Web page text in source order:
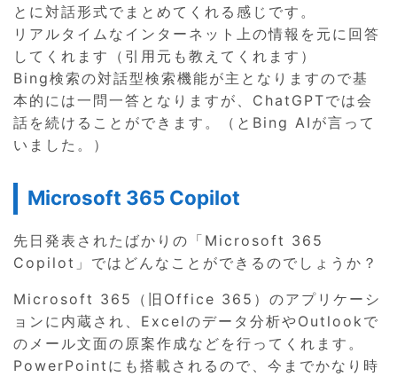
とに対話形式でまとめてくれる感じです。
リアルタイムなインターネット上の情報を元に回答
してくれます（引用元も教えてくれます）
Bing検索の対話型検索機能が主となりますので基
本的には一問一答となりますが、ChatGPTでは会
話を続けることができます。（とBing AIが言って
いました。）
Microsoft 365 Copilot
先日発表されたばかりの「Microsoft 365
Copilot」ではどんなことができるのでしょうか？
Microsoft 365（旧Office 365）のアプリケーシ
ョンに内蔵され、Excelのデータ分析やOutlookで
のメール文面の原案作成などを行ってくれます。
PowerPointにも搭載されるので、今までかなり時